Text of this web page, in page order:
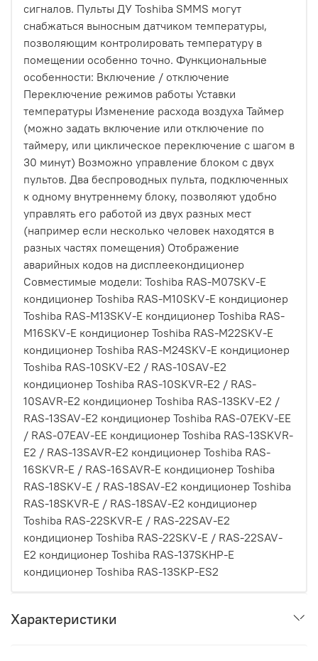
сигналов. Пульты ДУ Toshiba SMMS могут
снабжаться выносным датчиком температуры,
позволяющим контролировать температуру в
помещении особенно точно. Функциональные
особенности: Включение / отключение
Переключение режимов работы Уставки
температуры Изменение расхода воздуха Таймер
(можно задать включение или отключение по
таймеру, или циклическое переключение с шагом в
30 минут) Возможно управление блоком с двух
пультов. Два беспроводных пульта, подключенных
к одному внутреннему блоку, позволяют удобно
управлять его работой из двух разных мест
(например если несколько человек находятся в
разных частях помещения) Отображение
аварийных кодов на дисплеекондиционер
Совместимые модели: Toshiba RAS-M07SKV-E
кондиционер Toshiba RAS-M10SKV-E кондиционер
Toshiba RAS-M13SKV-E кондиционер Toshiba RAS-
M16SKV-E кондиционер Toshiba RAS-M22SKV-E
кондиционер Toshiba RAS-M24SKV-E кондиционер
Toshiba RAS-10SKV-E2 / RAS-10SAV-E2
кондиционер Toshiba RAS-10SKVR-E2 / RAS-
10SAVR-E2 кондиционер Toshiba RAS-13SKV-E2 /
RAS-13SAV-E2 кондиционер Toshiba RAS-07EKV-EE
/ RAS-07EAV-EE кондиционер Toshiba RAS-13SKVR-
E2 / RAS-13SAVR-E2 кондиционер Toshiba RAS-
16SKVR-E / RAS-16SAVR-E кондиционер Toshiba
RAS-18SKV-E / RAS-18SAV-E2 кондиционер Toshiba
RAS-18SKVR-E / RAS-18SAV-E2 кондиционер
Toshiba RAS-22SKVR-E / RAS-22SAV-E2
кондиционер Toshiba RAS-22SKV-E / RAS-22SAV-
E2 кондиционер Toshiba RAS-137SKHP-E
кондиционер Toshiba RAS-13SKP-ES2
Характеристики